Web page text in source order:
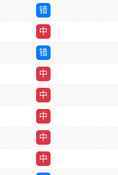
错
中
错
中
中
中
中
中